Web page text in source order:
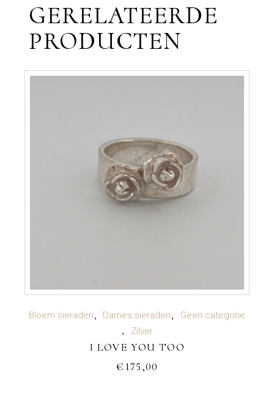
GERELATEERDE
PRODUCTEN
TOEVOEGEN AAN WINKELWAGEN
Bloem sieraden Dames sieraden
Geen categorie
Zilver
I LOVE YOU TOO
€ 175,00